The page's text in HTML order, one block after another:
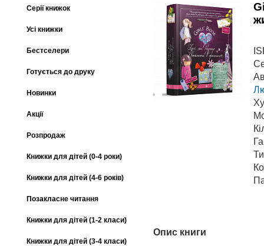
Серії книжок
Усі книжки
Бестселери
Готується до друку
Новинки
Акції
Розпродаж
Книжки для дітей (0-4 роки)
Книжки для дітей (4-6 років)
Позакласне читання
Книжки для дітей (1-2 класи)
Книжки для дітей (3-4 класи)
Опис книги